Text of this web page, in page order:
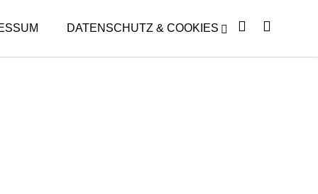
DATENSCHUTZ & COOKIES